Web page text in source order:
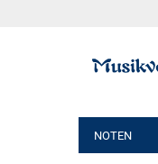
NOTEN